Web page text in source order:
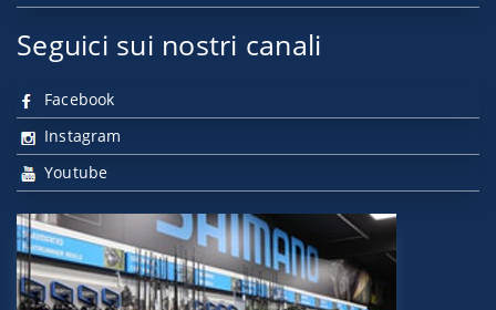
Seguici sui nostri canali
Facebook
Instagram
Youtube